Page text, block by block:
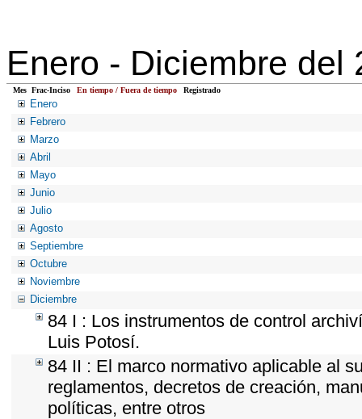
Enero - Diciembre del
Mes Frac-Inciso En tiempo / Fuera de tiempo Registrado
Enero
Febrero
Marzo
Abril
Mayo
Junio
Julio
Agosto
Septiembre
Octubre
Noviembre
Diciembre
84 I : Los instrumentos de control
Luis Potosí.
84 II : El marco normativo aplicable al
reglamentos, decretos de creación,
políticas, entre otros